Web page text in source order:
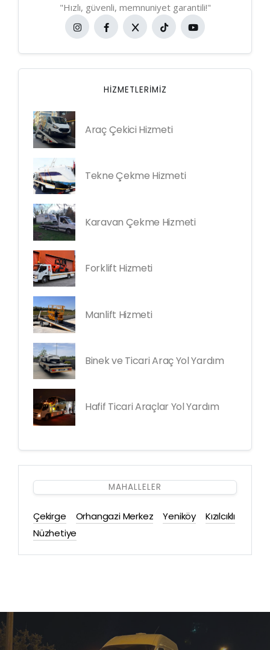
"Hızlı, güvenli, memnuniyet garantili!"
HIZMETLERIMIZ
Araç Çekici Hizmeti
Tekne Çekme Hizmeti
Karavan Çekme Hizmeti
Forklift Hizmeti
Manlift Hizmeti
Binek ve Ticari Araç Yol Yardım
Hafif Ticari Araçlar Yol Yardım
MAHALLELER
Çekirge Orhangazi Merkez Yeniköy
Kızılcıklı
Nüzhetiye